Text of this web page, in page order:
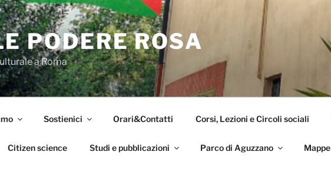
PODERE ROSA
a Roma
Sostienici Orari&Contatti Corsi, Lezioni e Circoli sociali
Citizen science Studi e pubblicazioni Parco di Aguzzano Mappe